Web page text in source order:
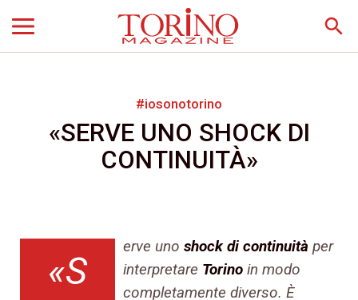
search
#iosonotorino
«SERVE UNO SHOCK DI
CONTINUITÀ»
«S
erve uno shock di continuità per
interpretare Torino in modo
completamente diverso. È